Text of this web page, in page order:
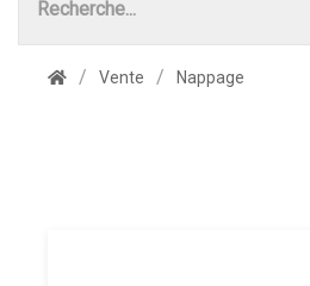
Vente Nappage